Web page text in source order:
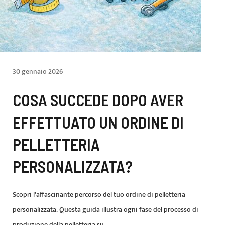
30 gennaio 2026
COSA SUCCEDE DOPO AVER
EFFETTUATO UN ORDINE DI
PELLETTERIA
PERSONALIZZATA?
Scopri l'affascinante percorso del tuo ordine di pelletteria
personalizzata. Questa guida illustra ogni fase del processo di